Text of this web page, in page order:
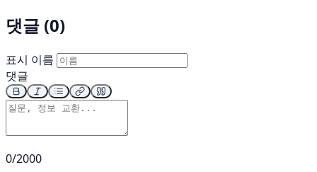
댓글 (0)
표시 이름
댓글
0/2000